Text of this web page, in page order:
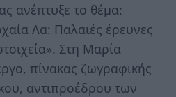
ανέπτυξε το θέμα:
Λα: Παλαιές έρευνες
Στη Μαρία
πίνακας ζωγραφικής
αντιπροέδρου των